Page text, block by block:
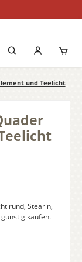
und Teelicht